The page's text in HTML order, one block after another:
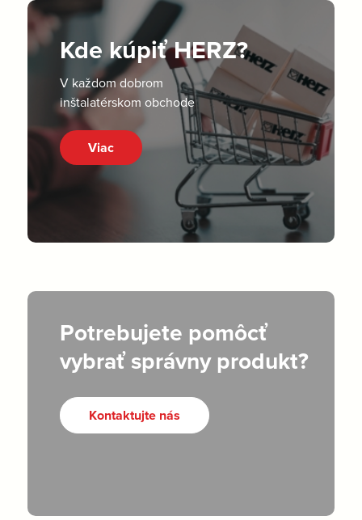
Kde kúpiť HERZ?
V každom dobrom
inštalatérskom obchode
Viac
Potrebujete pomôcť
vybrať správny produkt?
Kontaktujte nás